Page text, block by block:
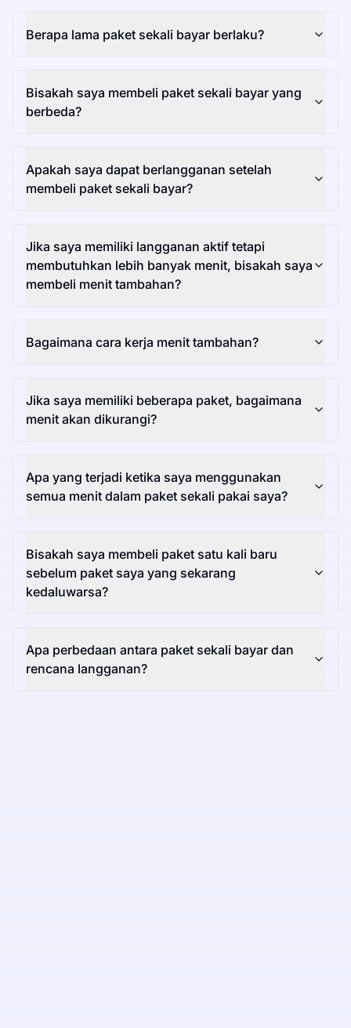
Berapa lama paket sekali bayar berlaku?
Bisakah saya membeli paket sekali bayar yang
berbeda?
Apakah saya dapat berlangganan setelah
membeli paket sekali bayar?
Jika saya memiliki langganan aktif tetapi
membutuhkan lebih banyak menit, bisakah saya
membeli menit tambahan?
Bagaimana cara kerja menit tambahan?
Jika saya memiliki beberapa paket, bagaimana
menit akan dikurangi?
Apa yang terjadi ketika saya menggunakan
semua menit dalam paket sekali pakai saya?
Bisakah saya membeli paket satu kali baru
sebelum paket saya yang sekarang
kedaluwarsa?
Apa perbedaan antara paket sekali bayar dan
rencana langganan?